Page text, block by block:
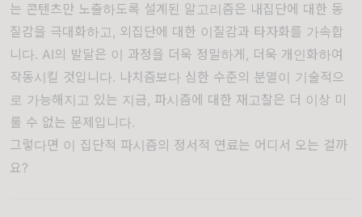
는 콘텐츠만 노출하도록 설계된 알고리즘은 내집단에 대한 동
질감을 극대화하고, 외집단에 대한 이질감과 타자화를 가속합
니다. AI의 발달은 이 과정을 더욱 정밀하게, 더욱 개인화하여
작동시킬 것입니다. 나치즘보다 심한 수준의 분열이 기술적으
로 가능해지고 있는 지금, 파시즘에 대한 재고찰은 더 이상 미
룰 수 없는 문제입니다.
그렇다면 이 집단적 파시즘의 정서적 연료는 어디서 오는 걸까
요?